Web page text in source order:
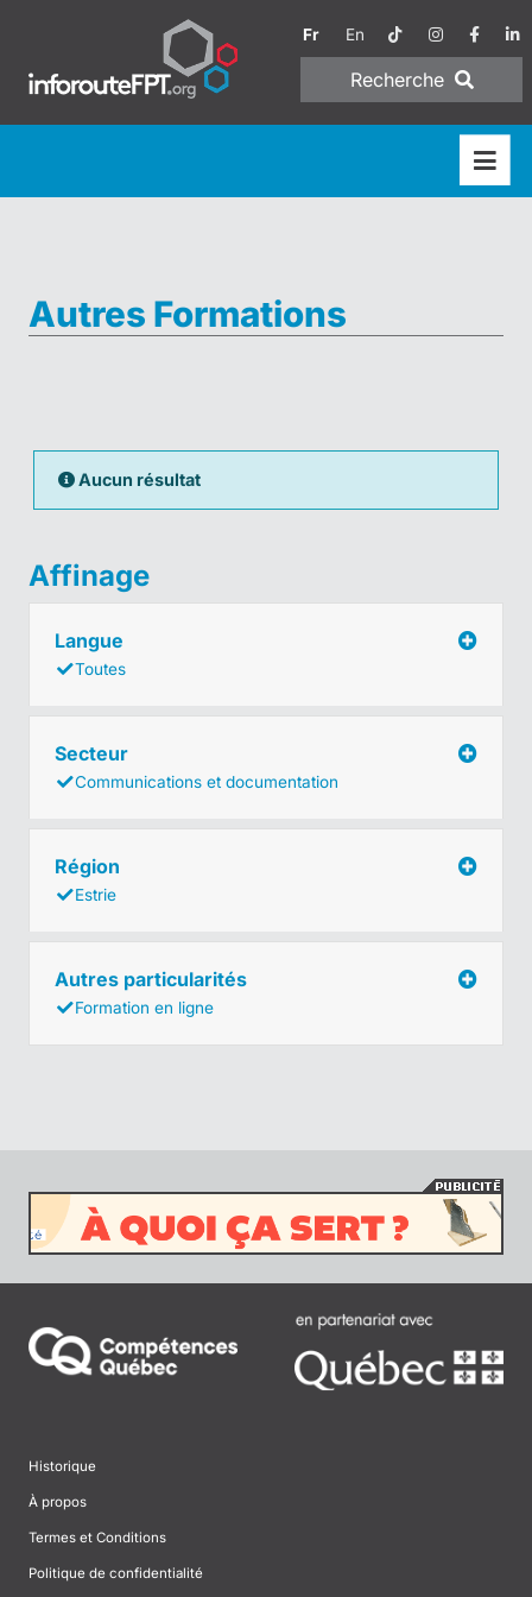
Fr En
Recherche
Autres Formations
Aucun résultat
Affinage
Langue
Toutes
Secteur
Communications et documentation
Région
Estrie
Autres particularités
Formation en ligne
Historique
À propos
Termes et Conditions
Politique de confidentialité